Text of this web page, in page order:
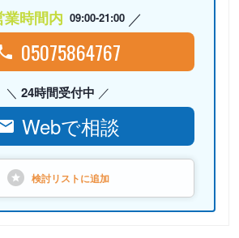
業時間内 09:00-21:00
05075864767
24時間受付中
Webで相談
検討リストに追加